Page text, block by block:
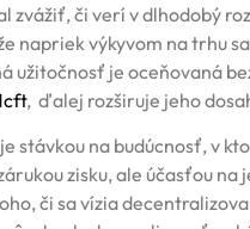
zvážiť, či verí v dlhodobý
napriek výkyvom na trhu
užitočnosť je oceňovaná
, ďalej rozširuje jeho
stávkou na budúcnosť, v
zisku, ale účasťou
či sa vízia